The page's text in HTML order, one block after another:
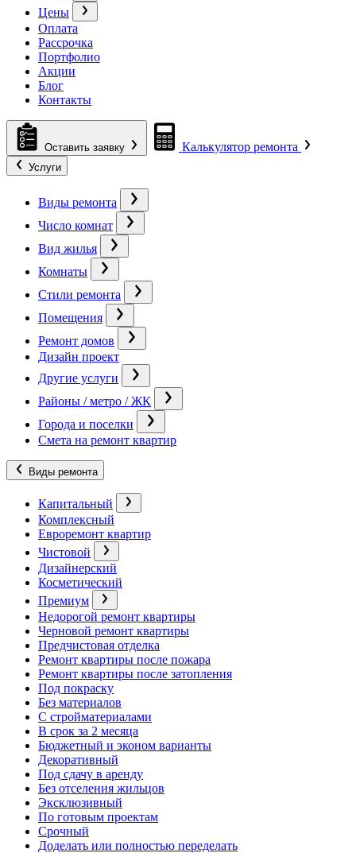
Цены
Оплата
Рассрочка
Портфолио
Акции
Блог
Контакты
Оставить заявку Калькулятор ремонта
Услуги
Виды ремонта
Число комнат
Вид жилья
Комнаты
Стили ремонта
Помещения
Ремонт домов
Дизайн проект
Другие услуги
Районы / метро / ЖК
Города и поселки
Смета на ремонт квартир
Виды ремонта
Капитальный
Комплексный
Евроремонт квартир
Чистовой
Дизайнерский
Косметический
Премиум
Недорогой ремонт квартиры
Черновой ремонт квартиры
Предчистовая отделка
Ремонт квартиры после пожара
Ремонт квартиры после затопления
Под покраску
Без материалов
С стройматериалами
В срок за 2 месяца
Бюджетный и эконом варианты
Декоративный
Под сдачу в аренду
Без отселения жильцов
Эксклюзивный
По готовым проектам
Срочный
Доделать или полностью переделать